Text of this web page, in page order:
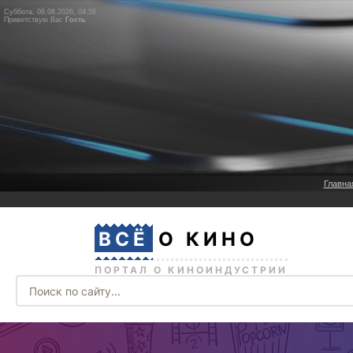
Суббота, 08.08.2026, 04:56
Приветствую Вас Гость